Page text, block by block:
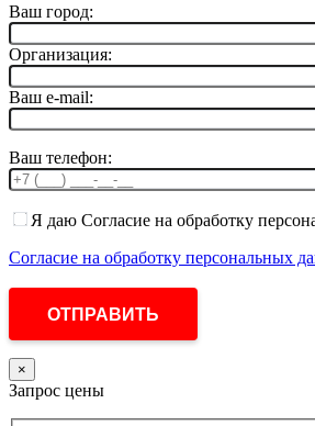
Ваш город:
Организация:
Ваш e-mail:
Ваш телефон:
Я даю Согласие на обработку
Согласие на обработку персональных
×
Запрос цены